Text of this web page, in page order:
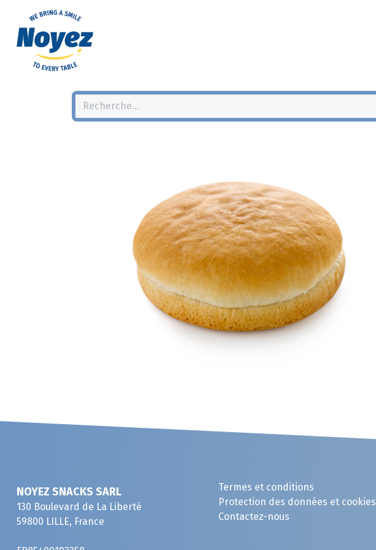
NOYEZ SNACKS SARL
130 Boulevard de La Liberté
59800 LILLE, France
Termes et conditions
Protection des données et cookies
Contactez-nous